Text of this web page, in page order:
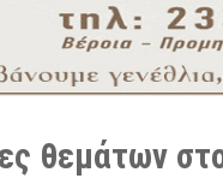
θεμάτων